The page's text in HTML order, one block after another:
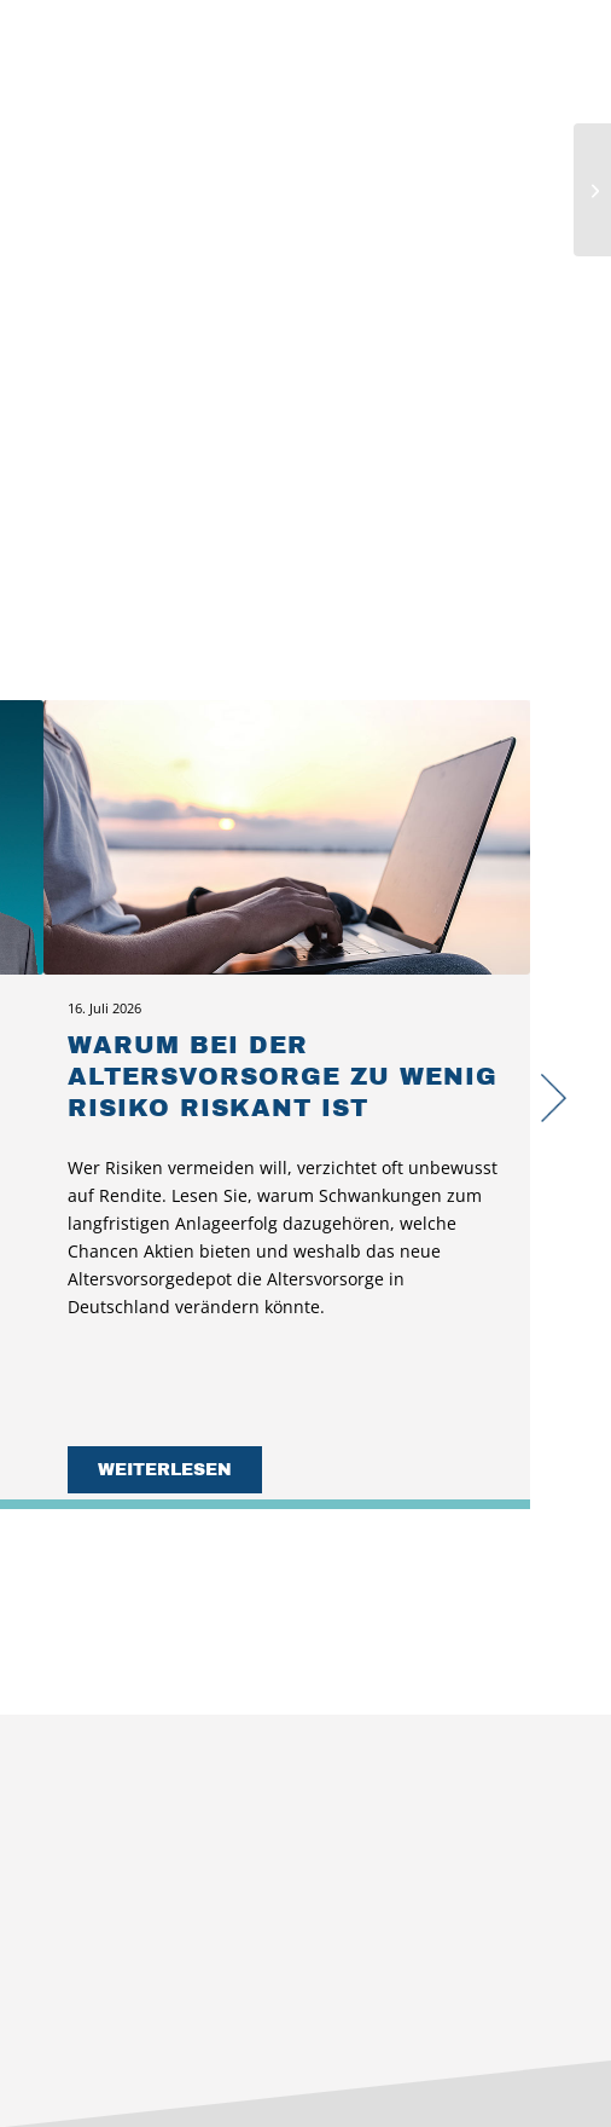
WARUM BEI DER
ALTERSVORSORGE ZU WENIG
RISIKO RISKANT IST
Wer Risiken vermeiden will, verzichtet oft unbewusst
auf Rendite. Lesen Sie, warum Schwankungen zum
langfristigen Anlageerfolg dazugehören, welche
Chancen Aktien bieten und weshalb das neue
Altersvorsorgedepot die Altersvorsorge in
Deutschland verändern könnte.
WEITERLESEN
16. Juli 2026